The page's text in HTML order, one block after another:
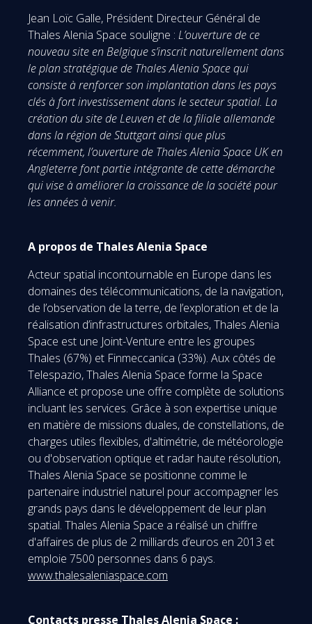
Jean Loïc Galle, Président Directeur Général de
Thales Alenia Space souligne : L’ouverture de ce
nouveau site en Belgique s’inscrit naturellement dans
le plan stratégique de Thales Alenia Space qui
consiste à renforcer son implantation dans les pays
clés à fort investissement dans le secteur spatial. La
création du site de Leuven et de la filiale allemande
dans la région de Stuttgart ainsi que plus
récemment, l’ouverture de Thales Alenia Space UK en
Angleterre font partie intégrante de cette démarche
qui vise à améliorer la croissance de la société pour
les années à venir.
A propos de Thales Alenia Space
Acteur spatial incontournable en Europe dans les
domaines des télécommunications, de la navigation,
de l’observation de la terre, de l’exploration et de la
réalisation d’infrastructures orbitales, Thales Alenia
Space est une Joint-Venture entre les groupes
Thales (67%) et Finmeccanica (33%). Aux côtés de
Telespazio, Thales Alenia Space forme la Space
Alliance et propose une offre complète de solutions
incluant les services. Grâce à son expertise unique
en matière de missions duales, de constellations, de
charges utiles flexibles, d'altimétrie, de météorologie
ou d'observation optique et radar haute résolution,
Thales Alenia Space se positionne comme le
partenaire industriel naturel pour accompagner les
grands pays dans le développement de leur plan
spatial. Thales Alenia Space a réalisé un chiffre
d'affaires de plus de 2 milliards d’euros en 2013 et
emploie 7500 personnes dans 6 pays.
www.thalesaleniaspace.com
Contacts presse Thales Alenia Space :